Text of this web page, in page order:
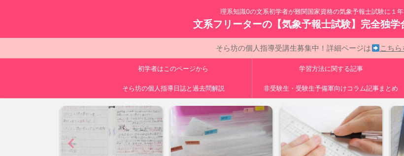
理系知識0の文系初学者が難関国家資格の気象予報士試験に１年
文系フリーターの【気象予報士試験】完全独学
そら坊の個人指導受講生募集中！詳細ページは こち
初学者はこのページから 学習方法に関する記事
そら坊の個人指導日誌と過去問解説 非受験生・受験生予備軍向けコラム記事まとめ